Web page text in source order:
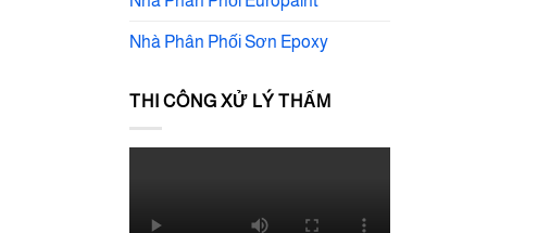
Nhà Phân Phối Sơn Epoxy
THI CÔNG XỬ LÝ THẤM